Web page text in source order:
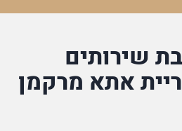
שירותים
אתא מרקמן